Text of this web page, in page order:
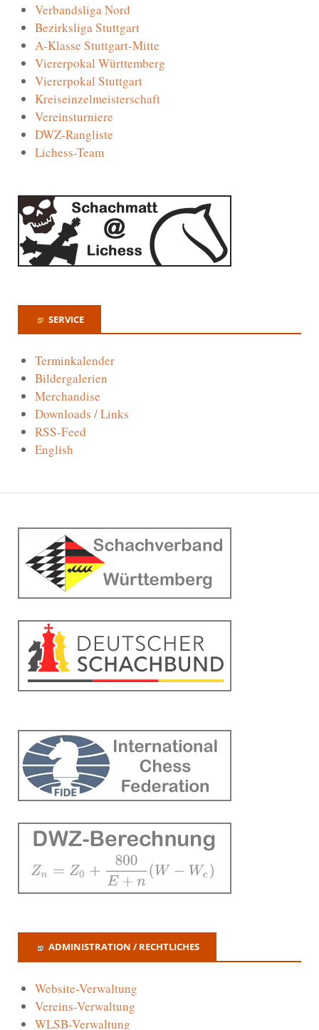
Verbandsliga Nord
Bezirksliga Stuttgart
A-Klasse Stuttgart-Mitte
Viererpokal Württemberg
Viererpokal Stuttgart
Kreiseinzelmeisterschaft
Vereinsturniere
DWZ-Rangliste
Lichess-Team
SERVICE
Terminkalender
Bildergalerien
Merchandise
Downloads / Links
RSS-Feed
English
ADMINISTRATION / RECHTLICHES
Website-Verwaltung
Vereins-Verwaltung
WLSB-Verwaltung